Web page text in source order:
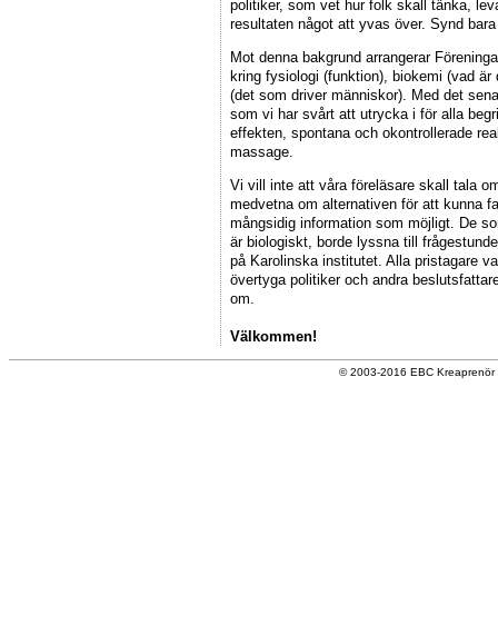
politiker, som vet hur folk skall tänka,
resultaten något att yvas över. Synd
Mot denna bakgrund arrangerar
kring fysiologi (funktion), biokemi (vad
(det som driver människor). Med det
som vi har svårt att utrycka i för alla
effekten, spontana och okontrollerade
massage.
Vi vill inte att våra föreläsare skall tala
medvetna om alternativen för att kunna
mångsidig information som möjligt. De
är biologiskt, borde lyssna till
på Karolinska institutet. Alla pristagare
övertyga politiker och andra
om.
Välkommen!
© 2003-2016 EBC Kreaprenör